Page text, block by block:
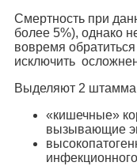
Смертность при
более 5%), однако
вовремя
исключить
Выделяют 2 штамма
«кишечные»
вызывающие